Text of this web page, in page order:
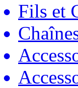
Fils et